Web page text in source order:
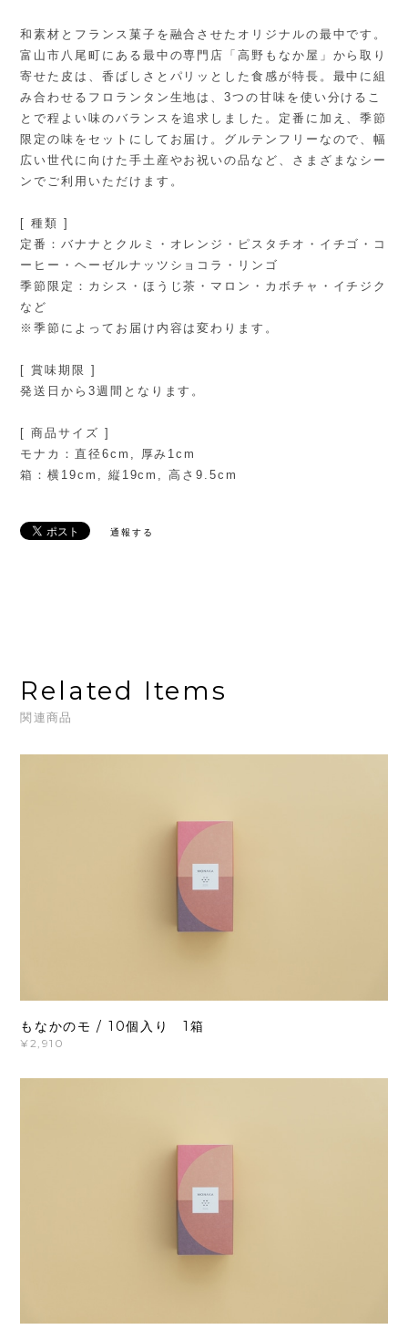
和素材とフランス菓子を融合させたオリジナルの最中です。
富山市八尾町にある最中の専門店「高野もなか屋」から取り
寄せた皮は、香ばしさとパリッとした食感が特長。最中に組
み合わせるフロランタン生地は、3つの甘味を使い分けるこ
とで程よい味のバランスを追求しました。定番に加え、季節
限定の味をセットにしてお届け。グルテンフリーなので、幅
広い世代に向けた手土産やお祝いの品など、さまざまなシー
ンでご利用いただけます。
[ 種類 ]
定番：バナナとクルミ・オレンジ・ピスタチオ・イチゴ・コ
ーヒー・ヘーゼルナッツショコラ・リンゴ
季節限定：カシス・ほうじ茶・マロン・カボチャ・イチジク
など
※季節によってお届け内容は変わります。
[ 賞味期限 ]
発送日から3週間となります。
[ 商品サイズ ]
モナカ：直径6cm, 厚み1cm
箱：横19cm, 縦19cm, 高さ9.5cm
通報する
Related Items
関連商品
もなかのモ / 10個入り 1箱
¥2,910